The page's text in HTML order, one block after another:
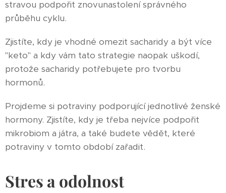
stravou podpořit znovunastolení správného
průběhu cyklu.
Zjistíte, kdy je vhodné omezit sacharidy a být více
"keto" a kdy vám tato strategie naopak uškodí,
protože sacharidy potřebujete pro tvorbu
hormonů.
Projdeme si potraviny podporující jednotlivé ženské
hormony. Zjistíte, kdy je třeba nejvíce podpořit
mikrobiom a játra, a také budete vědět, které
potraviny v tomto období zařadit.
Stres a odolnost